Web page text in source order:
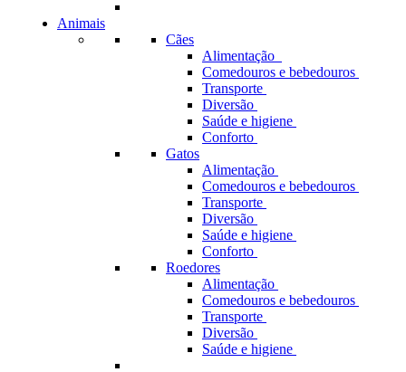
Animais
Cães
Alimentação
Comedouros e bebedouros
Transporte
Diversão
Saúde e higiene
Conforto
Gatos
Alimentação
Comedouros e bebedouros
Transporte
Diversão
Saúde e higiene
Conforto
Roedores
Alimentação
Comedouros e bebedouros
Transporte
Diversão
Saúde e higiene